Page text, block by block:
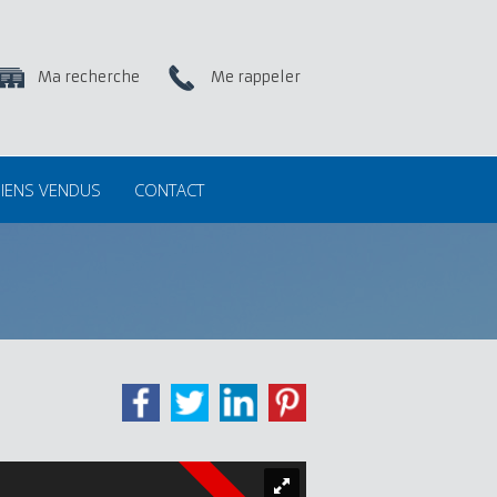
Me rappeler
Ma recherche
VENDUS CONTACT